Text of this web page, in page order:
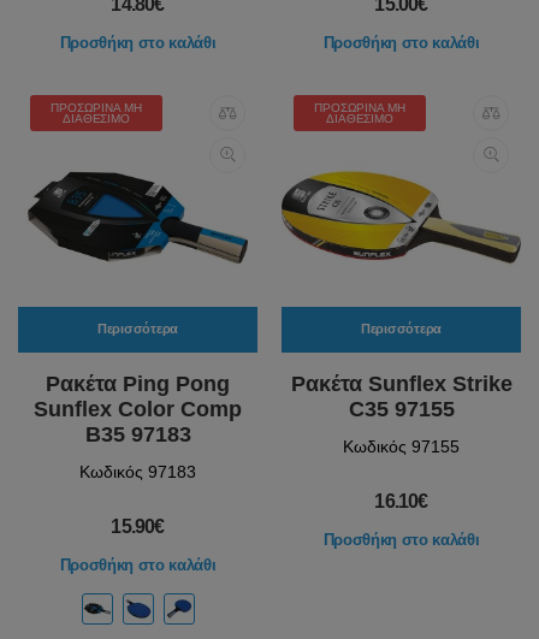
14.80€
Προσθήκη στο καλάθι
15.00€
Προσθήκη στο καλάθι
ΠΡΟΣΩΡΙΝΆ ΜΗ
ΔΙΑΘΈΣΙΜΟ
Περισσότερα
Ρακέτα Ping Pong
Sunflex Color Comp
B35 97183
Κωδικός 97183
15.90€
Προσθήκη στο καλάθι
ΠΡΟΣΩΡΙΝΆ ΜΗ
ΔΙΑΘΈΣΙΜΟ
Περισσότερα
Ρακέτα Sunflex Strike
C35 97155
Κωδικός 97155
16.10€
Προσθήκη στο καλάθι